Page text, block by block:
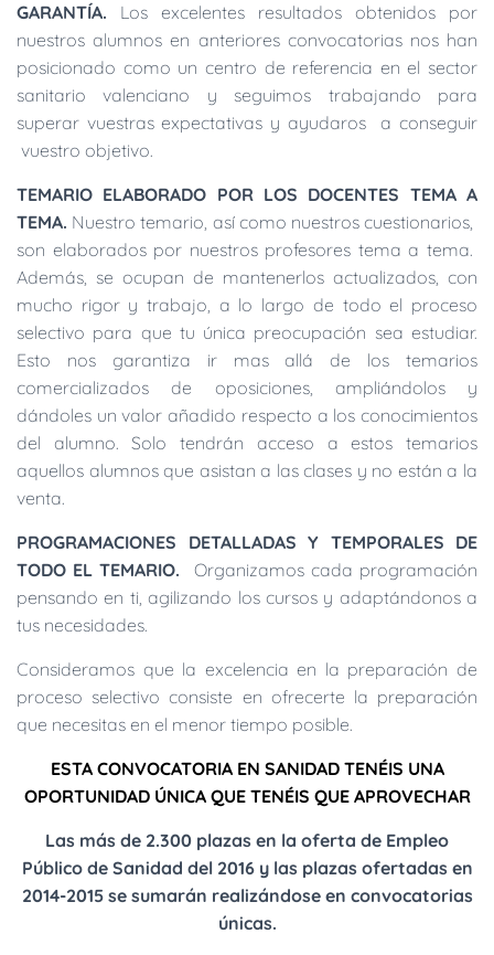
GARANTÍA. Los excelentes resultados obtenidos por
nuestros alumnos en anteriores convocatorias nos han
posicionado como un centro de referencia en el sector
sanitario valenciano y seguimos trabajando para
superar vuestras expectativas y ayudaros a conseguir
vuestro objetivo.
TEMARIO ELABORADO POR LOS DOCENTES TEMA A
TEMA. Nuestro temario, así como nuestros cuestionarios,
son elaborados por nuestros profesores tema a tema.
Además, se ocupan de mantenerlos actualizados, con
mucho rigor y trabajo, a lo largo de todo el proceso
selectivo para que tu única preocupación sea estudiar.
Esto nos garantiza ir mas allá de los temarios
comercializados de oposiciones, ampliándolos y
dándoles un valor añadido respecto a los conocimientos
del alumno. Solo tendrán acceso a estos temarios
aquellos alumnos que asistan a las clases y no están a la
venta.
PROGRAMACIONES DETALLADAS Y TEMPORALES DE
TODO EL TEMARIO. Organizamos cada programación
pensando en ti, agilizando los cursos y adaptándonos a
tus necesidades.
Consideramos que la excelencia en la preparación de
proceso selectivo consiste en ofrecerte la preparación
que necesitas en el menor tiempo posible.
ESTA CONVOCATORIA EN SANIDAD TENÉIS UNA
OPORTUNIDAD ÚNICA QUE TENÉIS QUE APROVECHAR
Las más de 2.300 plazas en la oferta de Empleo
Público de Sanidad del 2016 y las plazas ofertadas en
2014-2015 se sumarán realizándose en convocatorias
únicas.